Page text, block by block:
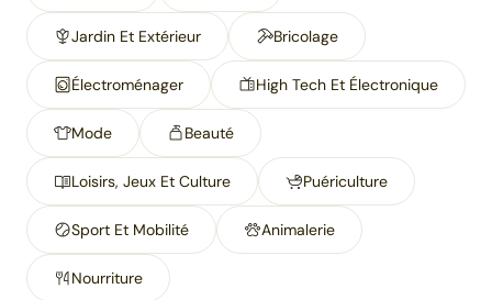
Jardin Et Extérieur Bricolage
Électroménager High Tech Et Électronique
Mode Beauté
Loisirs, Jeux Et Culture Puériculture
Sport Et Mobilité Animalerie
Nourriture